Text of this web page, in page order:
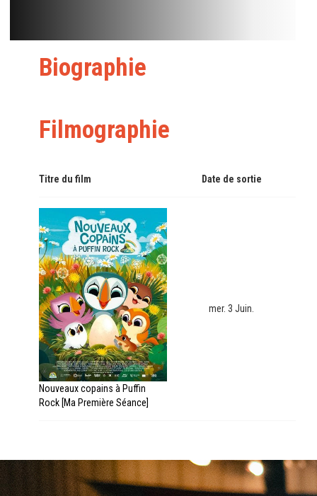
Biographie
Filmographie
Titre du film Date de sortie
Nouveaux copains à Puffin
Rock [Ma Première Séance]
mer. 3 Juin.